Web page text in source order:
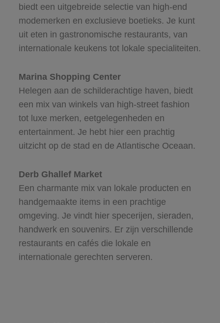
biedt een uitgebreide selectie van high-end
modemerken en exclusieve boetieks. Je kunt
uit eten in gastronomische restaurants, van
internationale keukens tot lokale specialiteiten.
Marina Shopping Center
Helegen aan de schilderachtige haven, biedt
een mix van winkels van high-street fashion
tot luxe merken, eetgelegenheden en
entertainment. Je hebt hier een prachtig
uitzicht op de stad en de Atlantische Oceaan.
Derb Ghallef Market
Een charmante mix van lokale producten en
handgemaakte items in een prachtige
omgeving. Je vindt hier specerijen, sieraden,
handwerk en souvenirs. Er zijn verschillende
restaurants en cafés die lokale en
internationale gerechten serveren.